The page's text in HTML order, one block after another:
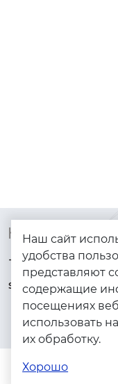
Контакты
+7 (925) 144-64-73
Помощь
Наш сайт
удобства
представляют
содержащие
посещениях
использовать
их обработку.
Хорошо